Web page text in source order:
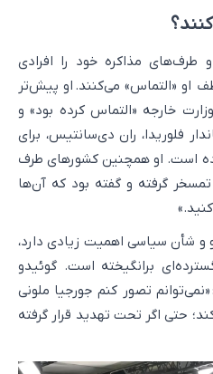
مذاکره خود را افرادی
او «التماس» می‌کنند. او پیش‌تر
خارجه «التماس کرده بود» و
فلوریدا، ران دی‌سانتیس، برای
است. او همچنین کشورهای طرف
گرفته و گفته بود که آن‌ها
و شأن سیاسی اهمیت زیادی دارد،
برانگیخته است. گوئیدو
«نمی‌توانم تصور کنم جورجیا ملونی
حتی اگر تحت تهدید قرار گرفته